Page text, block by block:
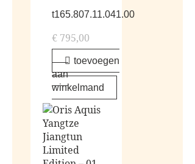
t165.807.11.041.00
€795,00
toevoegen
aan
winkelmand